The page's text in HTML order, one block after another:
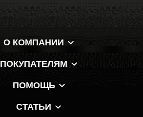
О КОМПАНИИ
ПОКУПАТЕЛЯМ
ПОМОЩЬ
СТАТЬИ